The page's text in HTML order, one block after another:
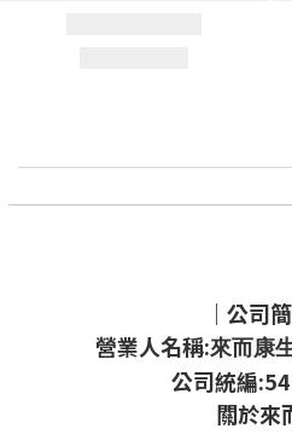
｜公司
營業人名稱:來而康
公司統編
關於來